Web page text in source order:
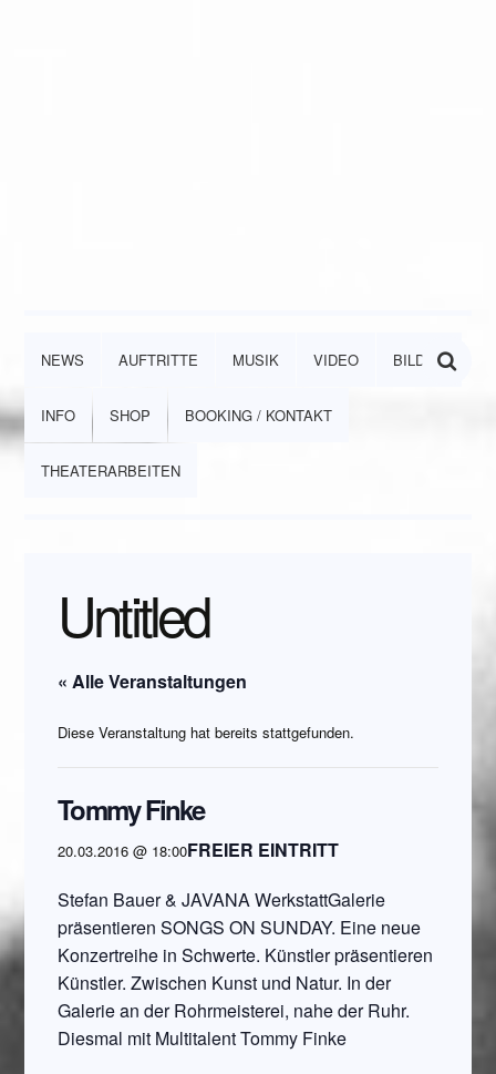
NEWS AUFTRITTE MUSIK VIDEO BILDER
INFO SHOP BOOKING / KONTAKT
THEATERARBEITEN
Untitled
« Alle Veranstaltungen
Diese Veranstaltung hat bereits stattgefunden.
Tommy Finke
20.03.2016 @ 18:00FREIER EINTRITT
Stefan Bauer & JAVANA WerkstattGalerie
präsentieren SONGS ON SUNDAY. Eine neue
Konzertreihe in Schwerte. Künstler präsentieren
Künstler. Zwischen Kunst und Natur. In der
Galerie an der Rohrmeisterei, nahe der Ruhr.
Diesmal mit Multitalent Tommy Finke